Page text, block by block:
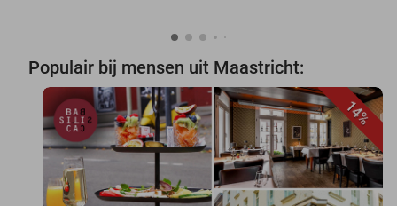
Populair bij mensen uit Maastricht:
14%